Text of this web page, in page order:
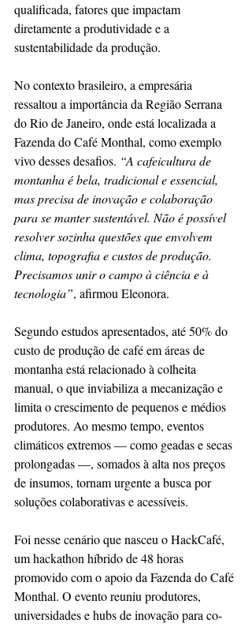
qualificada, fatores que impactam
diretamente a produtividade e a
sustentabilidade da produção.
No contexto brasileiro, a empresária
ressaltou a importância da Região Serrana
do Rio de Janeiro, onde está localizada a
Fazenda do Café Monthal, como exemplo
vivo desses desafios. “A cafeicultura de
montanha é bela, tradicional e essencial,
mas precisa de inovação e colaboração
para se manter sustentável. Não é possível
resolver sozinha questões que envolvem
clima, topografia e custos de produção.
Precisamos unir o campo à ciência e à
tecnologia”, afirmou Eleonora.
Segundo estudos apresentados, até 50% do
custo de produção de café em áreas de
montanha está relacionado à colheita
manual, o que inviabiliza a mecanização e
limita o crescimento de pequenos e médios
produtores. Ao mesmo tempo, eventos
climáticos extremos — como geadas e secas
prolongadas —, somados à alta nos preços
de insumos, tornam urgente a busca por
soluções colaborativas e acessíveis.
Foi nesse cenário que nasceu o HackCafé,
um hackathon híbrido de 48 horas
promovido com o apoio da Fazenda do Café
Monthal. O evento reuniu produtores,
universidades e hubs de inovação para co-